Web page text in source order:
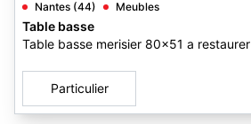
Nantes (44) Meubles
Table basse
Table basse merisier 80x51 a restaurer
Particulier